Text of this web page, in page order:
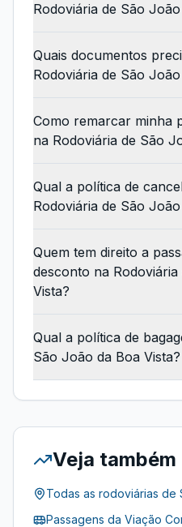
Rodoviária de São
Quais documentos
Rodoviária de São
Como remarcar minha
na Rodoviária de São
Qual a política de
Rodoviária de São
Quem tem direito a
desconto na
Vista?
Qual a política de
São João da Boa Vista?
Veja também
Todas as rodoviárias de
Passagens da Viação